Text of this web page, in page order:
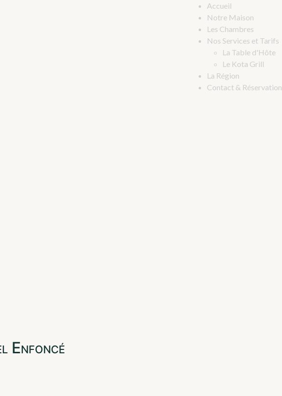
Accueil
Notre Maison
Les Chambres
Nos Services et Tarifs
La Table d'Hôte
Le Kota Grill
La Région
Contact & Réservation
Enfoncé